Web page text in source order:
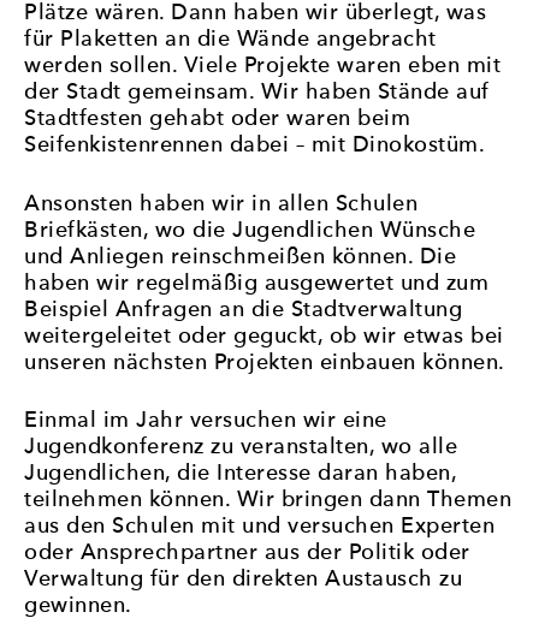
Plätze wären. Dann haben wir überlegt, was
für Plaketten an die Wände angebracht
werden sollen. Viele Projekte waren eben mit
der Stadt gemeinsam. Wir haben Stände auf
Stadtfesten gehabt oder waren beim
Seifenkistenrennen dabei – mit Dinokostüm.
Ansonsten haben wir in allen Schulen
Briefkästen, wo die Jugendlichen Wünsche
und Anliegen reinschmeißen können. Die
haben wir regelmäßig ausgewertet und zum
Beispiel Anfragen an die Stadtverwaltung
weitergeleitet oder geguckt, ob wir etwas bei
unseren nächsten Projekten einbauen können.
Einmal im Jahr versuchen wir eine
Jugendkonferenz zu veranstalten, wo alle
Jugendlichen, die Interesse daran haben,
teilnehmen können. Wir bringen dann Themen
aus den Schulen mit und versuchen Experten
oder Ansprechpartner aus der Politik oder
Verwaltung für den direkten Austausch zu
gewinnen.